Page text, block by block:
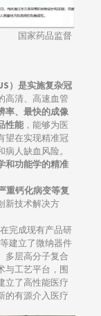
督
）是实施复杂冠
高清、高速血管
率、最快的成像
性能，能够为医
望在实现精准冠
人缺血风险。
和功能学的精准
重钙化病变等复
新技术解决方
完成现有产品研
建立了微纳器件
多层高分子复合
与工艺平台，围
立了高性能医疗
的有源介入医疗